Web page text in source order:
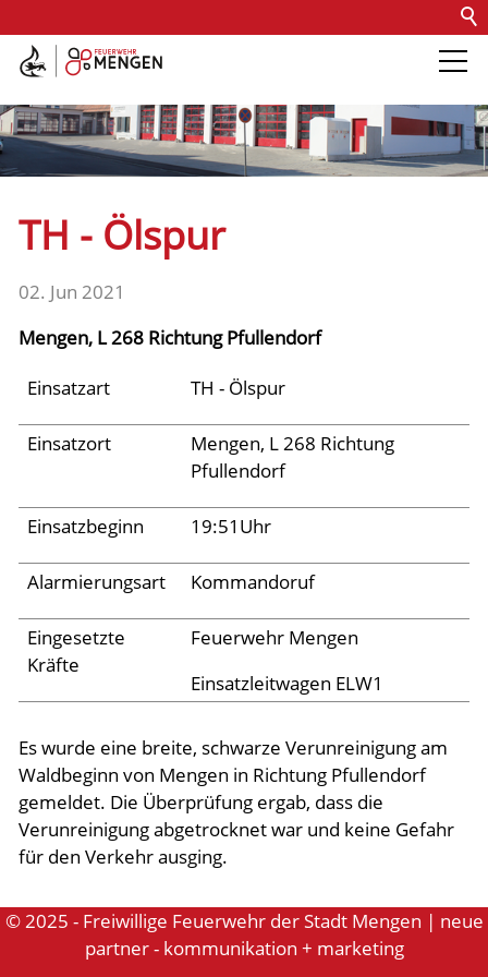
Kontakt Impressum
Barrierefreiheit
Die Feuerwehr
Fachdienste
Fahrzeuge
Einsätze
Aktuelles
Links
TH - Ölspur
02. Jun 2021
Mengen, L 268 Richtung Pfullendorf
Einsatzart
TH - Ölspur
Einsatzort
Mengen, L 268 Richtung
Pfullendorf
Einsatzbeginn 19:51Uhr
Alarmierungsart Kommandoruf
Eingesetzte
Kräfte
Feuerwehr Mengen
Einsatzleitwagen ELW1
Es wurde eine breite, schwarze Verunreinigung am
Waldbeginn von Mengen in Richtung Pfullendorf
gemeldet. Die Überprüfung ergab, dass die
Verunreinigung abgetrocknet war und keine Gefahr
für den Verkehr ausging.
© 2025 - Freiwillige Feuerwehr der Stadt Mengen | neue
partner - kommunikation + marketing